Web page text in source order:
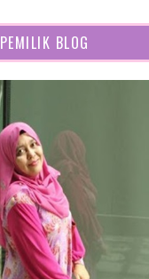
PEMILIK BLOG